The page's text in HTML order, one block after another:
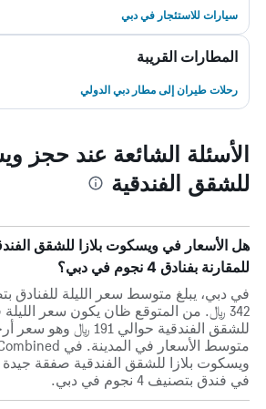
سيارات للاستئجار في دبي
المطارات القريبة
رحلات طيران إلى مطار دبي الدولي
الأسئلة الشائعة عند حجز
للشقق الفندقية
هل الأسعار في ويسكوت بلازا للشقق
للمقارنة بفنادق 4 نجوم في دبي؟
342 ﷼. من المتوقع ظان يكون سعر
ويسكوت بلازا للشقق الفندقية صفقة جيدة
في فندق بتصنيف 4 نجوم في دبي.